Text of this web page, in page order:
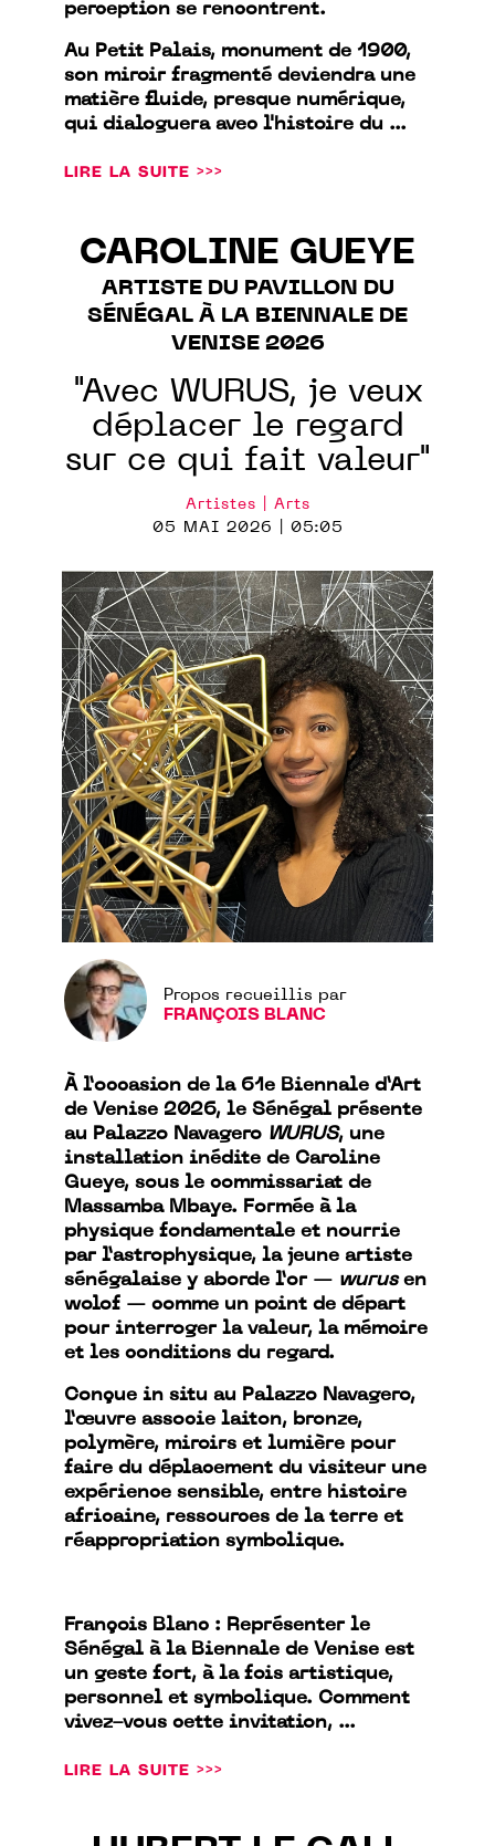
perception se rencontrent.
Au Petit Palais, monument de 1900,
son miroir fragmenté deviendra une
matière fluide, presque numérique,
qui dialoguera avec l'histoire du ...
LIRE LA SUITE >>>
CAROLINE GUEYE
ARTISTE DU PAVILLON DU
SÉNÉGAL À LA BIENNALE DE
VENISE 2026
"Avec WURUS, je veux
déplacer le regard
sur ce qui fait valeur"
Artistes | Arts
05 MAI 2026 | 05:05
Propos recueillis par
FRANÇOIS BLANC
À l’occasion de la 61e Biennale d’Art
de Venise 2026, le Sénégal présente
au Palazzo Navagero WURUS, une
installation inédite de Caroline
Gueye, sous le commissariat de
Massamba Mbaye. Formée à la
physique fondamentale et nourrie
par l’astrophysique, la jeune artiste
sénégalaise y aborde l’or — wurusen
wolof — comme un point de départ
pour interroger la valeur, la mémoire
et les conditions du regard.
Conçue in situ au Palazzo Navagero,
l’œuvre associe laiton, bronze,
polymère, miroirs et lumière pour
faire du déplacement du visiteur une
expérience sensible, entre histoire
africaine, ressources de la terre et
réappropriation symbolique.
François Blanc : Représenter le
Sénégal à la Biennale de Venise est
un geste fort, à la fois artistique,
personnel et symbolique. Comment
vivez-vous cette invitation, ...
LIRE LA SUITE >>>